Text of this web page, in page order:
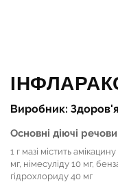
Виробник:
Основні діючі
1 г мазі містить
мг, німесуліду 10 мг,
гідрохлориду 40 мг